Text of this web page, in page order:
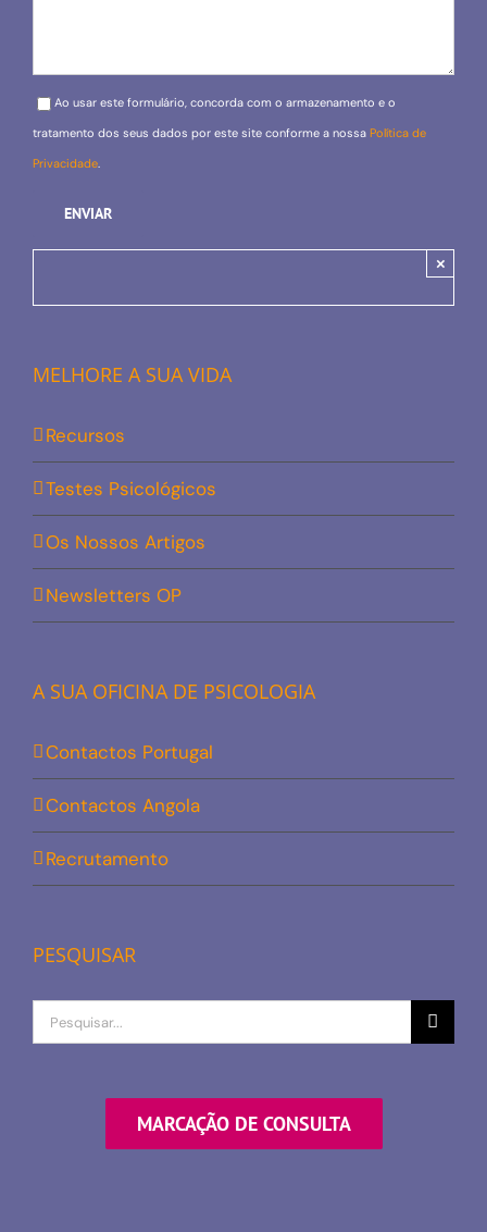
Please leave this field empty.
Ao usar este formulário, concorda com o armazenamento e o
tratamento dos seus dados por este site conforme a nossa Política de
Privacidade.
×
MELHORE A SUA VIDA
Recursos
Testes Psicológicos
Os Nossos Artigos
Newsletters OP
A SUA OFICINA DE PSICOLOGIA
Contactos Portugal
Contactos Angola
Recrutamento
PESQUISAR
Procurar
por
MARCAÇÃO DE CONSULTA